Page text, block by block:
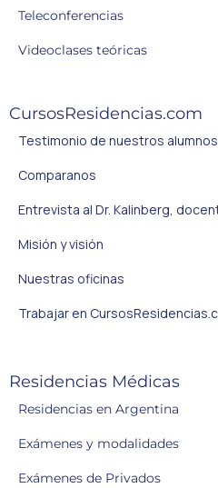
Teleconferencias
Videoclases teóricas
CursosResidencias.com
Testimonio de nuestros alumnos
Comparanos
Entrevista al Dr. Kalinberg,
Misión y visión
Nuestras oficinas
Trabajar en
Residencias Médicas
Residencias en Argentina
Exámenes y modalidades
Exámenes de Privados